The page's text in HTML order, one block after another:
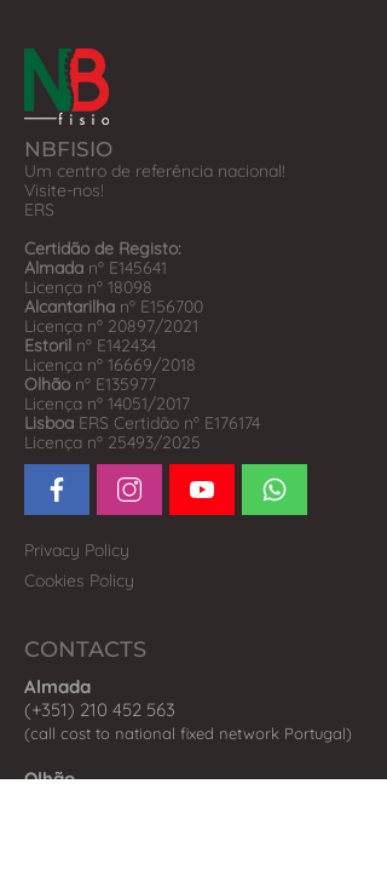
NBFISIO
Um centro de referência nacional!
Visite-nos!
​ERS
Certidão de Registo:
Almada nº E145641
Licença nº 18098
Alcantarilha nº E156700
Licença nº 20897/2021
Estoril nº E142434
Licença nº 16669/2018
Olhão nº E135977
Licença nº 14051/2017
Lisboa ERS Certidão nº E176174
Licença nº 25493/2025
Privacy Policy
Cookies Policy
CONTACTS
Almada
(+351) 210 452 563
(call cost to national fixed network Portugal)
Olhão